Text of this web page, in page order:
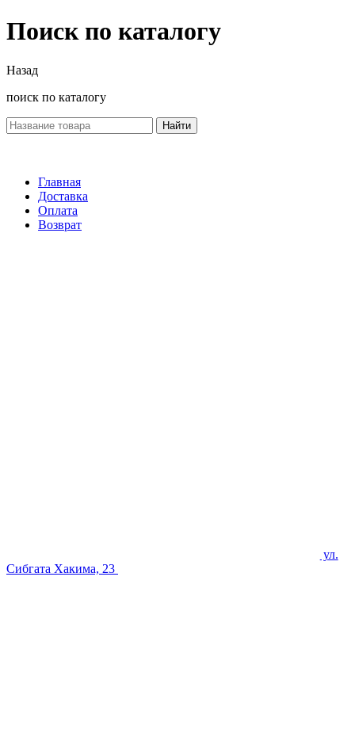
Поиск по каталогу
Назад
поиск по каталогу
Найти
Главная
Доставка
Оплата
Возврат
ул.
Сибгата Хакима, 23